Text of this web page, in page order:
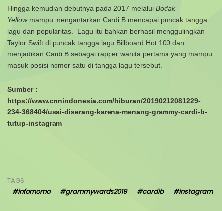
Hingga kemudian debutnya pada 2017 melalui Bodak
Yellowmampu mengantarkan Cardi B mencapai puncak tangga
lagu dan popularitas. Lagu itu bahkan berhasil menggulingkan
Taylor Swift di puncak tangga lagu Billboard Hot 100 dan
menjadikan Cardi B sebagai rapper wanita pertama yang mampu
masuk posisi nomor satu di tangga lagu tersebut.
Sumber :
https://www.cnnindonesia.com/hiburan/20190212081229-
234-368404/usai-diserang-karena-menang-grammy-cardi-b-
tutup-instagram
TAGS:
#infomomo
#grammywards2019 #cardib #instagram